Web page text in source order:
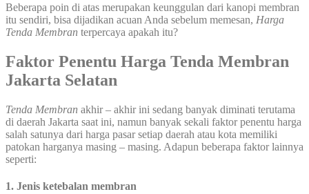
Beberapa poin di atas merupakan keunggulan dari kanopi membran
itu sendiri, bisa dijadikan acuan Anda sebelum memesan, Harga
Tenda Membran terpercaya apakah itu?
Faktor Penentu Harga Tenda Membran
Jakarta Selatan
Tenda Membran akhir – akhir ini sedang banyak diminati terutama
di daerah Jakarta saat ini, namun banyak sekali faktor penentu harga
salah satunya dari harga pasar setiap daerah atau kota memiliki
patokan harganya masing – masing. Adapun beberapa faktor lainnya
seperti:
1. Jenis ketebalan membran